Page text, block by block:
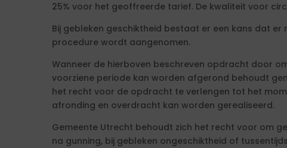
25% voor het geoffreerde tarief. De kwaliteit voor
Bij gebleken geschiktheid bestaat er een kans dat
procedure wordt aangenomen.
Wanneer de hierboven beschreven opdracht door
voorziene periode kan worden afgerond behoudt
het recht voor de opdracht te verlengen tot het
afronding en overdracht kan worden gerealiseerd.
Gemeente Utrecht behoudt zich het recht voor om
na gunning, bij gebleken ongeschiktheid of